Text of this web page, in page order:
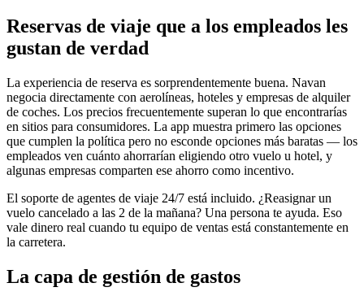
Reservas de viaje que a los empleados les
gustan de verdad
La experiencia de reserva es sorprendentemente buena. Navan
negocia directamente con aerolíneas, hoteles y empresas de alquiler
de coches. Los precios frecuentemente superan lo que encontrarías
en sitios para consumidores. La app muestra primero las opciones
que cumplen la política pero no esconde opciones más baratas — los
empleados ven cuánto ahorrarían eligiendo otro vuelo u hotel, y
algunas empresas comparten ese ahorro como incentivo.
El soporte de agentes de viaje 24/7 está incluido. ¿Reasignar un
vuelo cancelado a las 2 de la mañana? Una persona te ayuda. Eso
vale dinero real cuando tu equipo de ventas está constantemente en
la carretera.
La capa de gestión de gastos